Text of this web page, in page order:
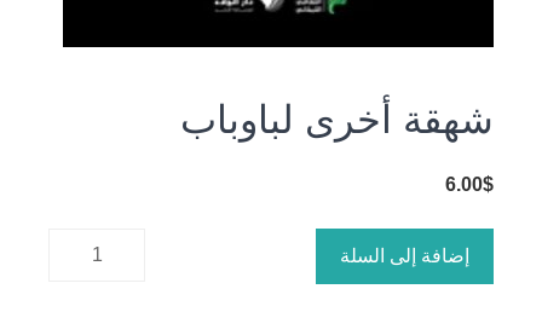
شهقة أخرى لباوباب
6.00$
إضافة إلى السلة